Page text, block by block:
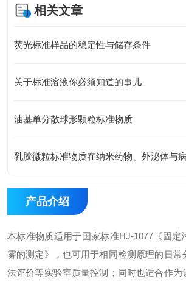
相关文章
荧光标准样品的稳定性与储存条件
关于标准溶液你必须知道的事儿
油基单分散球形颗粒标准物质
产品介绍
本标准物质适用于国家标准HJ-1077《固定
雾的测定》，也可用于相同检测原理的日常
法评价等实验室质量控制；同时也适合作为